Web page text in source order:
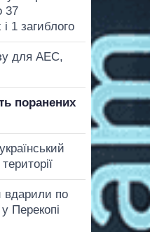
37
1 загиблого
для АЕС,
поранених
вдарили по
Перекопі